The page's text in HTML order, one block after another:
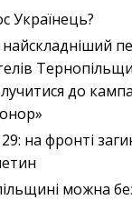
Українець?
до
на фронті
можна